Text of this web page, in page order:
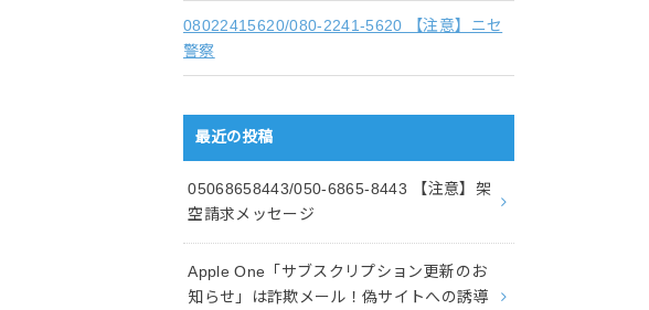
08022415620/080-2241-5620 【注意】ニセ
警察
最近の投稿
05068658443/050-6865-8443 【注意】架
空請求メッセージ
Apple One「サブスクリプション更新のお
知らせ」は詐欺メール！偽サイトへの誘導